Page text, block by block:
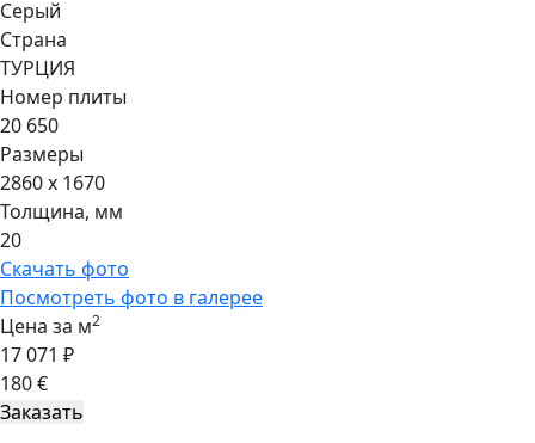
Серый
Страна
ТУРЦИЯ
Номер плиты
20 650
Размеры
2860 x 1670
Толщина, мм
20
Скачать фото
Посмотреть фото в галерее
Цена за м2
17 071 ₽
180 €